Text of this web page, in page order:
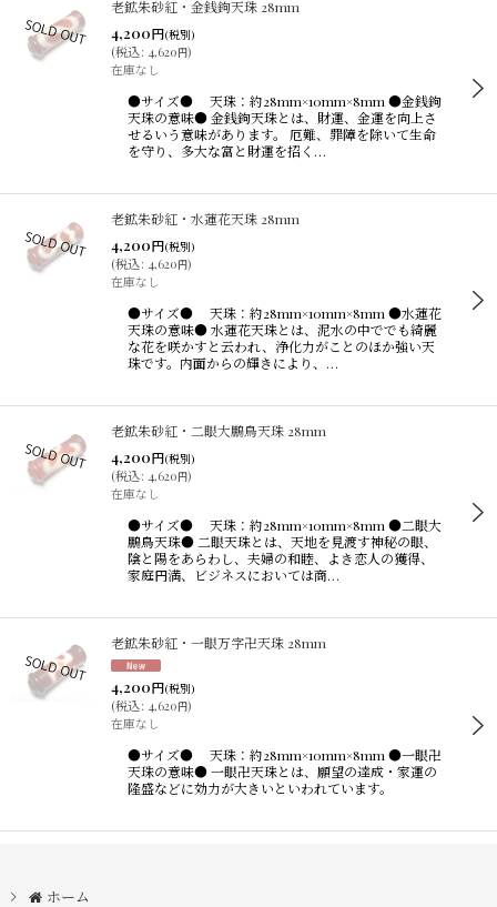
老鉱朱砂紅・金銭鉤天珠 28mm
4,200円(税別)
(税込: 4,620円)
在庫なし
●サイズ● 天珠：約28mm×10mm×8mm ●金銭鉤
天珠の意味● 金銭鉤天珠とは、財運、金運を向上さ
せるいう意味があります。 厄難、罪障を除いて生命
を守り、多大な富と財運を招く…
老鉱朱砂紅・水蓮花天珠 28mm
4,200円(税別)
(税込: 4,620円)
在庫なし
●サイズ● 天珠：約28mm×10mm×8mm ●水蓮花
天珠の意味● 水蓮花天珠とは、泥水の中ででも綺麗
な花を咲かすと云われ、浄化力がことのほか強い天
珠です。内面からの輝きにより、…
老鉱朱砂紅・二眼大鵬鳥天珠 28mm
4,200円(税別)
(税込: 4,620円)
在庫なし
●サイズ● 天珠：約28mm×10mm×8mm ●二眼大
鵬鳥天珠● 二眼天珠とは、天地を見渡す神秘の眼、
陰と陽をあらわし、夫婦の和睦、よき恋人の獲得、
家庭円満、ビジネスにおいては商…
老鉱朱砂紅・一眼万字卍天珠 28mm
4,200円(税別)
(税込: 4,620円)
在庫なし
●サイズ● 天珠：約28mm×10mm×8mm ●一眼卍
天珠の意味● 一眼卍天珠とは、願望の達成・家運の
隆盛などに効力が大きいといわれています。
ホーム